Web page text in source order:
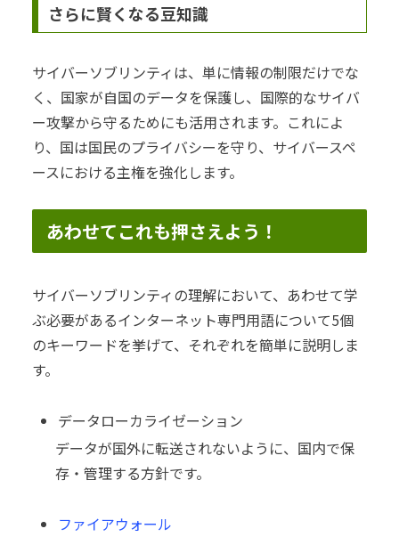
さらに賢くなる豆知識
サイバーソブリンティは、単に情報の制限だけでな
く、国家が自国のデータを保護し、国際的なサイバ
ー攻撃から守るためにも活用されます。これによ
り、国は国民のプライバシーを守り、サイバースペ
ースにおける主権を強化します。
あわせてこれも押さえよう！
サイバーソブリンティの理解において、あわせて学
ぶ必要があるインターネット専門用語について5個
のキーワードを挙げて、それぞれを簡単に説明しま
す。
データローカライゼーション
データが国外に転送されないように、国内で保
存・管理する方針です。
ファイアウォール